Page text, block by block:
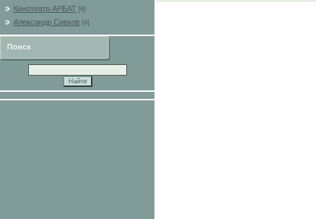
Кинотеатр АРБАТ [6]
Александр Сивков [6]
Поиск